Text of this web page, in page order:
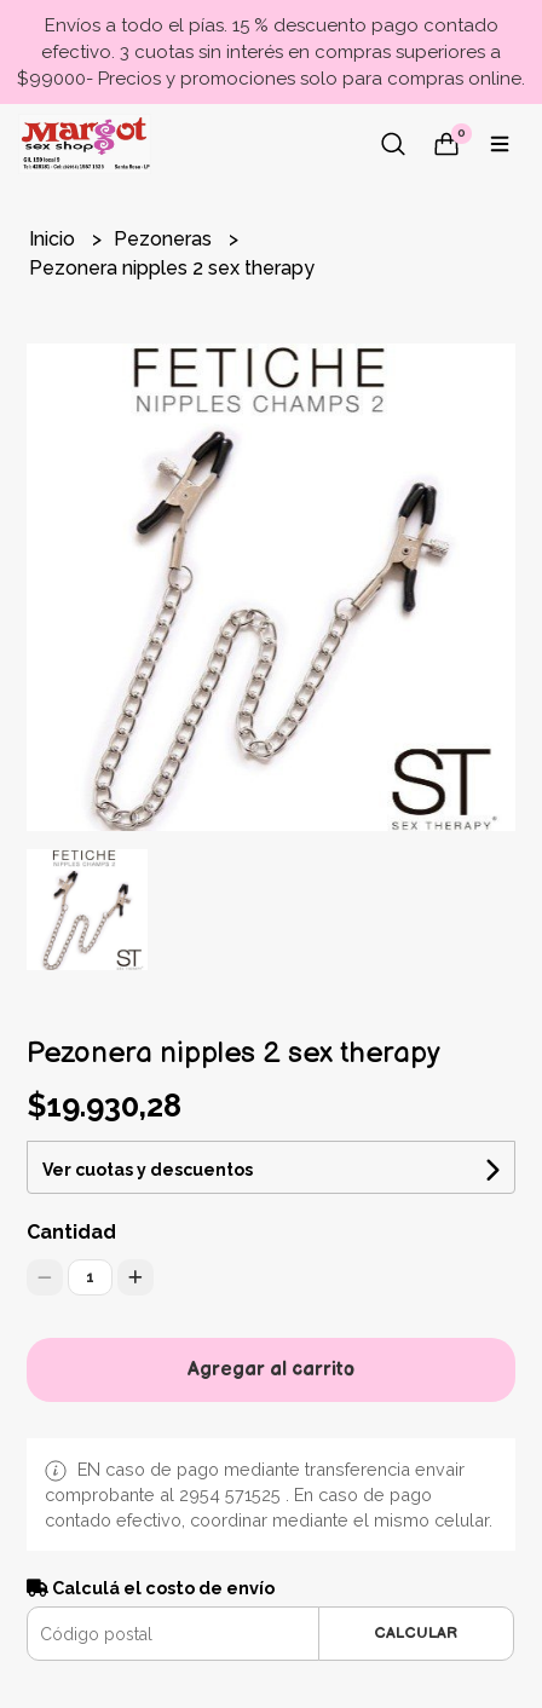
Envíos a todo el pías. 15 % descuento pago contado
efectivo. 3 cuotas sin interés en compras superiores a
$99000- Precios y promociones solo para compras online.
0
Inicio
Pezoneras
Pezonera nipples 2 sex therapy
Pezonera nipples 2 sex therapy
$19.930,28
Ver cuotas y descuentos
Cantidad
1
Agregar al carrito
EN caso de pago mediante transferencia envair
comprobante al 2954 571525 . En caso de pago
contado efectivo, coordinar mediante el mismo celular.
Calculá el costo de envío
CALCULAR